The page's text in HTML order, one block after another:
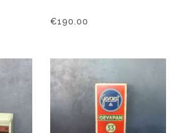
€190.00